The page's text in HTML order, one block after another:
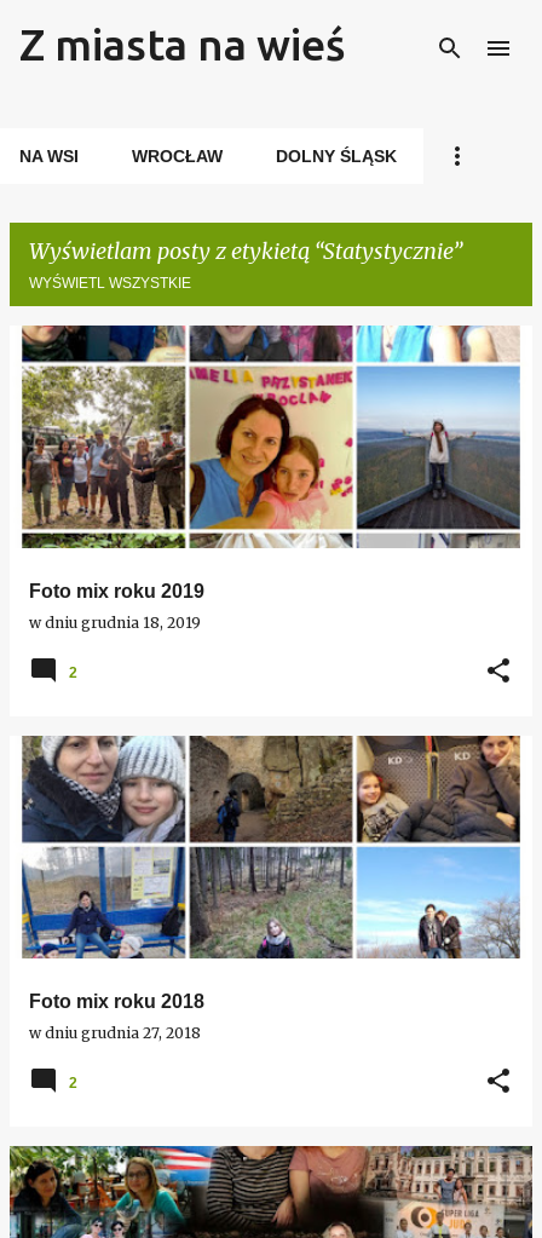
Przejdź do głównej zawartości
Z miasta na wieś
NA WSI WROCŁAW DOLNY ŚLĄSK
Wyświetlam posty z etykietą Statystycznie
WYŚWIETL WSZYSTKIE
Foto mix roku 2019
w dniu grudnia 18, 2019
2
Foto mix roku 2018
w dniu grudnia 27, 2018
2